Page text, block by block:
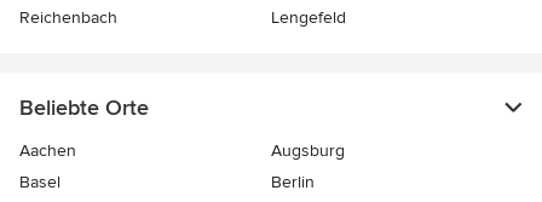
Reichenbach Lengefeld
Beliebte Orte
Aachen
Augsburg
Basel
Berlin